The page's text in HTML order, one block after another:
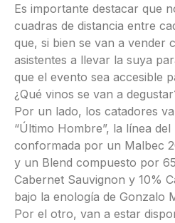
Es importante destacar que
cuadras de distancia entre
que, si bien se van a vender
asistentes a llevar la suya
que el evento sea accesible
¿Qué vinos se van a
Por un lado, los catadores
“Último Hombre”, la línea
conformada por un Malbec
y un Blend compuesto por
Cabernet Sauvignon y 10%
bajo la enología de Gonzalo
Por el otro, van a estar